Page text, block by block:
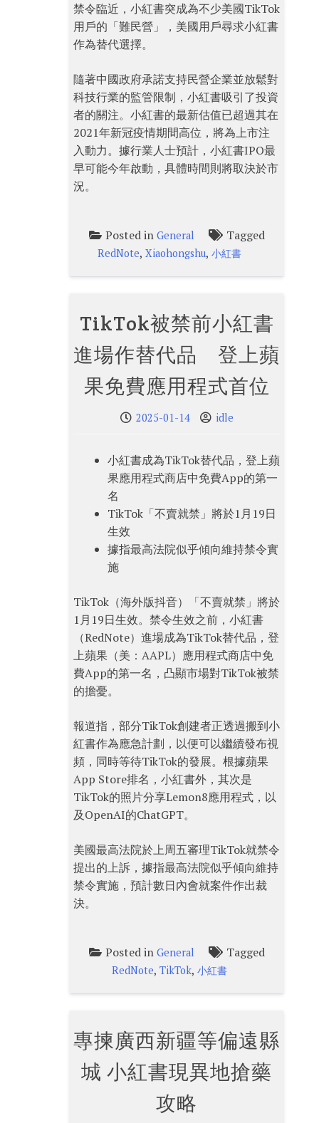
禁令臨近，小紅書突成為不少美國TikTok
用戶的「難民營」，美國用戶尋求小紅書
作為替代選擇。
隨著中國政府承諾支持民營企業並放鬆對
科技行業的監管限制，小紅書吸引了投資
者的關注。小紅書的最新估值已超過其在
2021年新冠疫情期間高位，將為上市注
入動力。據行業人士預計，小紅書IPO最
早可能今年啟動，具體時間則將取決於市
況。
Posted in General Tagged
RedNote,Xiaohongshu,小紅書
TikTok被禁前小紅書
進場作替代品 登上蘋
果免費應用程式首位
2025-01-14 idle
小紅書成為TikTok替代品，登上蘋
果應用程式商店中免費App的第一
名
TikTok「不賣就禁」將於1月19日
生效
據指最高法院似乎傾向維持禁令實
施
TikTok（海外版抖音）「不賣就禁」將於
1月19日生效。禁令生效之前，小紅書
（RedNote）進場成為TikTok替代品，登
上蘋果（美：AAPL）應用程式商店中免
費App的第一名，凸顯市場對TikTok被禁
的擔憂。
報道指，部分TikTok創建者正透過搬到小
紅書作為應急計劃，以便可以繼續發布視
頻，同時等待TikTok的發展。根據蘋果
App Store排名，小紅書外，其次是
TikTok的照片分享Lemon8應用程式，以
及OpenAI的ChatGPT。
美國最高法院於上周五審理TikTok就禁令
提出的上訴，據指最高法院似乎傾向維持
禁令實施，預計數日內會就案件作出裁
決。
Posted in General Tagged
RedNote,TikTok,小紅書
專揀廣西新疆等偏遠縣
城 小紅書現異地搶藥
攻略